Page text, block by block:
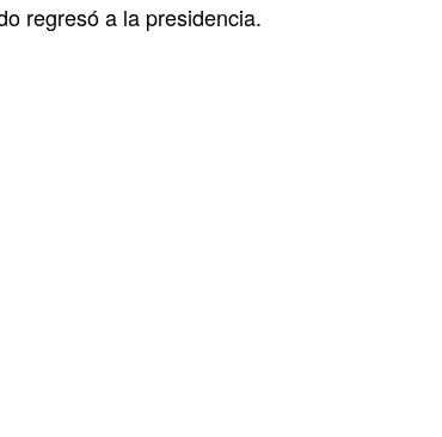
regresó a la presidencia.